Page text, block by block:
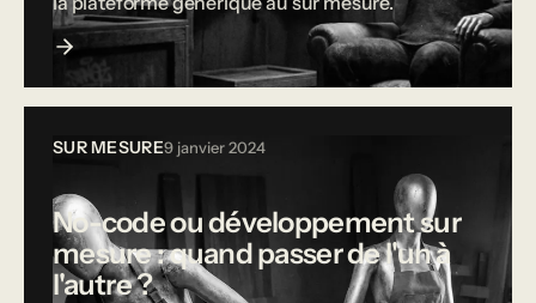
SUR MESURE9 janvier 2024
No-code ou développement sur
mesure : quand passer de l'un à
l'autre ?